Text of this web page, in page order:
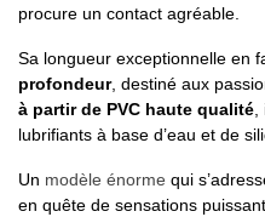
procure un contact agréable.
Sa longueur exceptionnelle en
profondeur, destiné aux
à partir de PVC haute qualité
lubrifiants à base d’eau et de
Un modèle énorme qui
en quête de sensations